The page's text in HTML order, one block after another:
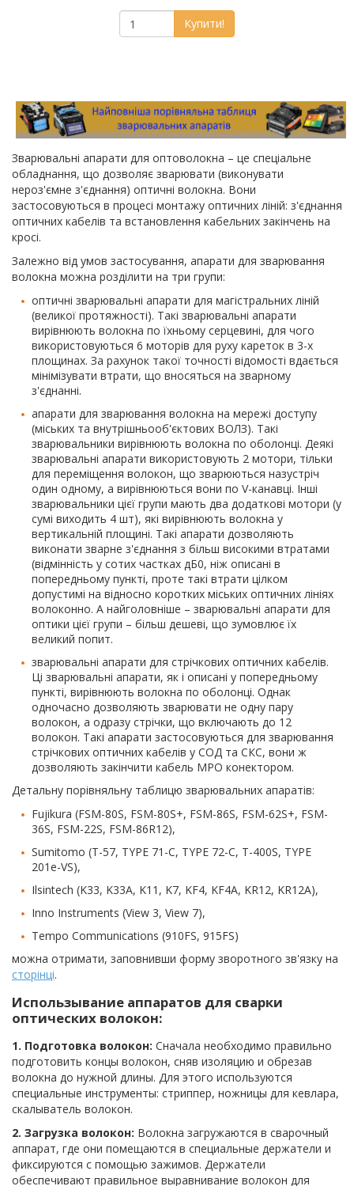
Купити!
Зварювальні апарати для оптоволокна – це спеціальне
обладнання, що дозволяє зварювати (виконувати
нероз'ємне з'єднання) оптичні волокна. Вони
застосовуються в процесі монтажу оптичних ліній: з'єднання
оптичних кабелів та встановлення кабельних закінчень на
кросі.
Залежно від умов застосування, апарати для зварювання
волокна можна розділити на три групи:
оптичні зварювальні апарати для магістральних ліній
(великої протяжності). Такі зварювальні апарати
вирівнюють волокна по їхньому серцевині, для чого
використовуються 6 моторів для руху кареток в 3-х
площинах. За рахунок такої точності відомості вдається
мінімізувати втрати, що вносяться на зварному
з'єднанні.
апарати для зварювання волокна на мережі доступу
(міських та внутрішньооб'єктових ВОЛЗ). Такі
зварювальники вирівнюють волокна по оболонці. Деякі
зварювальні апарати використовують 2 мотори, тільки
для переміщення волокон, що зварюються назустріч
один одному, а вирівнюються вони по V-канавці. Інші
зварювальники цієї групи мають два додаткові мотори (у
сумі виходить 4 шт), які вирівнюють волокна у
вертикальній площині. Такі апарати дозволяють
виконати зварне з'єднання з більш високими втратами
(відмінність у сотих частках дБ0, ніж описані в
попередньому пункті, проте такі втрати цілком
допустимі на відносно коротких міських оптичних лініях
волоконно. А найголовніше – зварювальні апарати для
оптики цієї групи – більш дешеві, що зумовлює їх
великий попит.
зварювальні апарати для стрічкових оптичних кабелів.
Ці зварювальні апарати, як і описані у попередньому
пункті, вирівнюють волокна по оболонці. Однак
одночасно дозволяють зварювати не одну пару
волокон, а одразу стрічки, що включають до 12
волокон. Такі апарати застосовуються для зварювання
стрічкових оптичних кабелів у СОД та СКС, вони ж
дозволяють закінчити кабель MPO конектором.
Детальну порівняльну таблицю зварювальних апаратів:
Fujikura (FSM-80S, FSM-80S+, FSM-86S, FSM-62S+, FSM-
36S, FSM-22S, FSM-86R12),
Sumitomo (T-57, TYPE 71-C, TYPE 72-C, T-400S, TYPE
201e-VS),
Ilsintech (K33, K33A, K11, K7, KF4, KF4A, KR12, KR12A),
Inno Instruments (View 3, View 7),
Tempo Communications (910FS, 915FS)
можна отримати, заповнивши форму зворотного зв'язку на
сторінці.
Использывание аппаратов для сварки
оптических волокон:
1. Подготовка волокон: Сначала необходимо правильно
подготовить концы волокон, сняв изоляцию и обрезав
волокна до нужной длины. Для этого используются
специальные инструменты: стриппер, ножницы для кевлара,
скалыватель волокон.
2. Загрузка волокон: Волокна загружаются в сварочный
аппарат, где они помещаются в специальные держатели и
фиксируются с помощью зажимов. Держатели
обеспечивают правильное выравнивание волокон для